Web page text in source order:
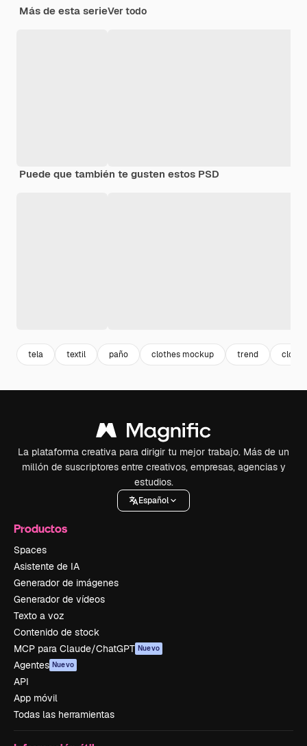
Más de esta serieVer todo
Puede que también te gusten estos PSD
tela textil paño clothes mockup trend
La plataforma creativa para dirigir tu mejor trabajo. Más de un
millón de suscriptores entre creativos, empresas, agencias y
estudios.
Español
Productos
Spaces
Asistente de IA
Generador de imágenes
Generador de vídeos
Texto a voz
Contenido de stock
MCP para Claude/ChatGPT Nuevo
Agentes Nuevo
API
App móvil
Todas las herramientas